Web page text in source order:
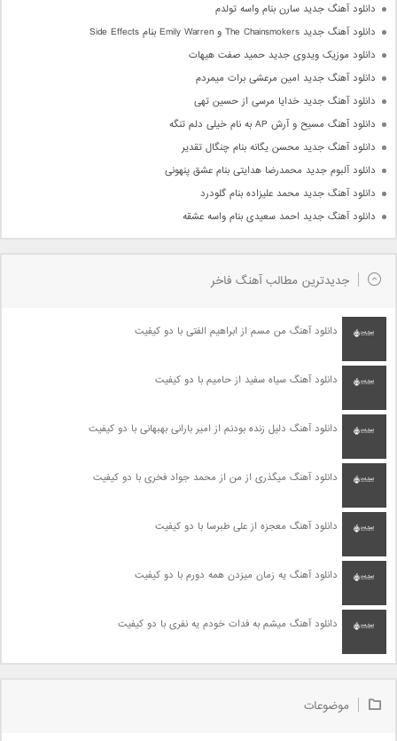
دانلود آهنگ جدید سارن بنام واسه تولدم
دانلود آهنگ جدید The Chainsmokers و Emily Warren بنام Side Effects
دانلود موزیک ویدوی جدید حمید صفت هیهات
دانلود آهنگ جدید امین مرعشی برات میمردم
دانلود آهنگ جدید خدایا مرسی از حسین تهی
دانلود آهنگ مسیح و آرش AP به نام خیلی دلم تنگه
دانلود آهنگ جدید محسن یگانه بنام چنگال تقدیر
دانلود آلبوم جدید محمدرضا هدایتی بنام عشق پنهونی
دانلود آهنگ جدید محمد علیزاده بنام گلودرد
دانلود آهنگ جدید احمد سعیدی بنام واسه عشقه
جدیدترین مطالب آهنگ فاخر
دانلود آهنگ من مسم از ابراهیم الفتی با دو کیفیت
دانلود آهنگ سیاه سفید از حامیم با دو کیفیت
دانلود آهنگ دلیل زنده بودنم از امیر بارانی بهبهانی با دو کیفیت
دانلود آهنگ میگذری از من از محمد جواد فخری با دو کیفیت
دانلود آهنگ معجزه از علی طبرسا با دو کیفیت
دانلود آهنگ یه زمان میزدن همه دورم با دو کیفیت
دانلود آهنگ میشم به فدات خودم یه نفری با دو کیفیت
موضوعات